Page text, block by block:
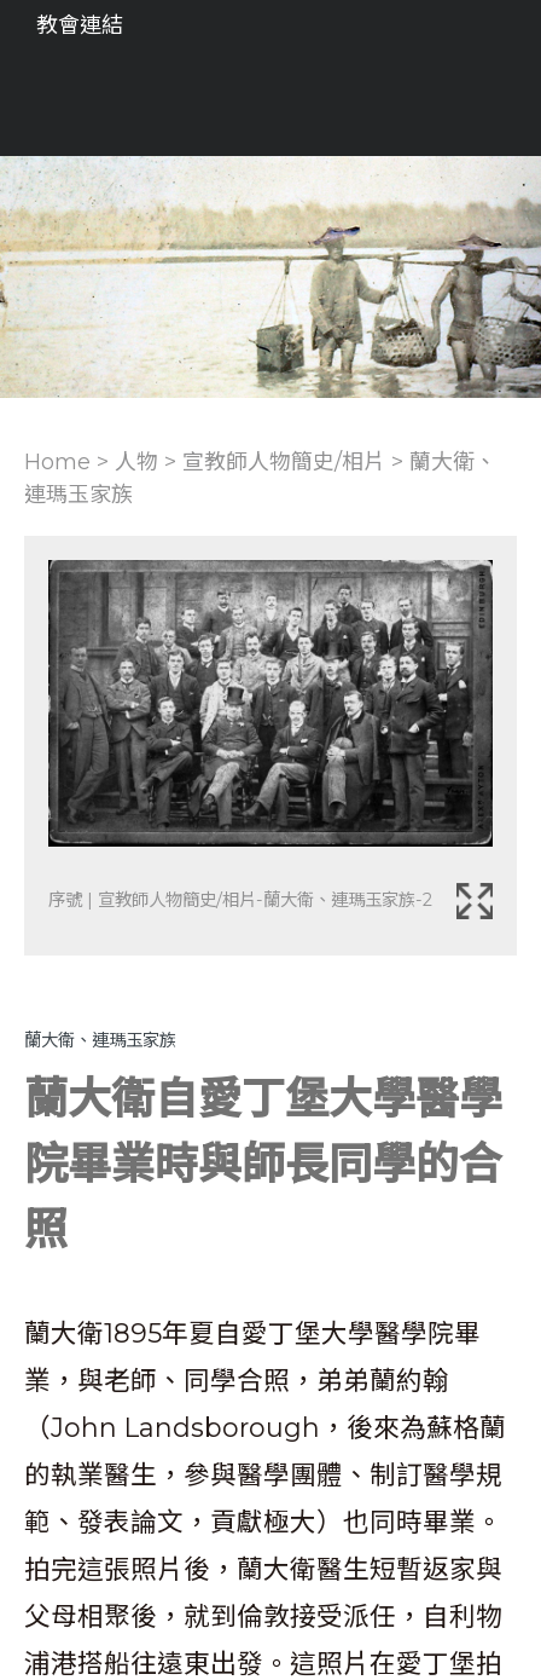
教會連結
Home > 人物 > 宣教師人物簡史/相片 > 蘭大衛、
連瑪玉家族
序號 | 宣教師人物簡史/相片-蘭大衛、連瑪玉家族-2
蘭大衛、連瑪玉家族
蘭大衛自愛丁堡大學醫學
院畢業時與師長同學的合
照
蘭大衛1895年夏自愛丁堡大學醫學院畢
業，與老師、同學合照，弟弟蘭約翰
（John Landsborough，後來為蘇格蘭
的執業醫生，參與醫學團體、制訂醫學規
範、發表論文，貢獻極大）也同時畢業。
拍完這張照片後，蘭大衛醫生短暫返家與
父母相聚後，就到倫敦接受派任，自利物
浦港搭船往遠東出發。這照片在愛丁堡拍